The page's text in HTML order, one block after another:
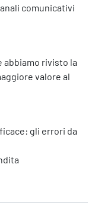
comunicativi
abbiamo rivisto la
valore al
gli errori da